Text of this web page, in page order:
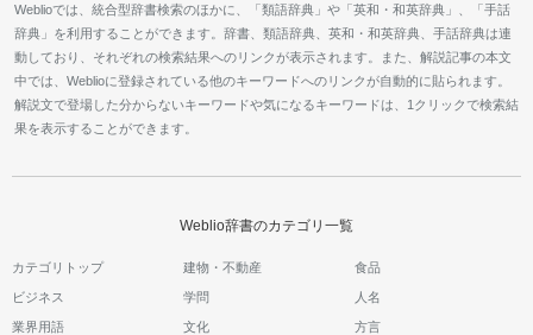
Weblioでは、統合型辞書検索のほかに、「類語辞典」や「英和・和英辞典」、「手話
辞典」を利用することができます。辞書、類語辞典、英和・和英辞典、手話辞典は連
動しており、それぞれの検索結果へのリンクが表示されます。また、解説記事の本文
中では、Weblioに登録されている他のキーワードへのリンクが自動的に貼られます。
解説文で登場した分からないキーワードや気になるキーワードは、1クリックで検索結
果を表示することができます。
Weblio辞書のカテゴリ一覧
カテゴリトップ 建物・不動産 食品
ビジネス 学問 人名
業界用語 文化 方言